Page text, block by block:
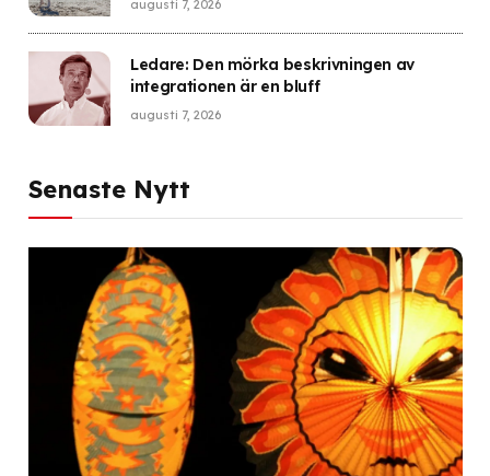
augusti 7, 2026
Ledare: Den mörka beskrivningen av
integrationen är en bluff
augusti 7, 2026
Senaste Nytt